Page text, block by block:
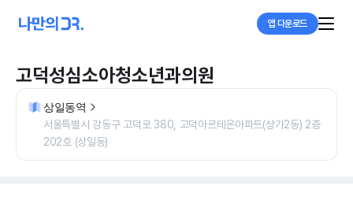
앱 다운로드
고덕성심소아청소년과의원
상일동역
서울특별시 강동구 고덕로 380, 고덕아르테온아파트(상가2동) 2층
202호 (상일동)